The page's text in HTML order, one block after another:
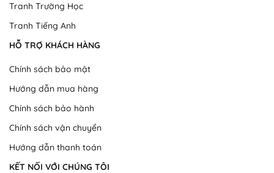
Tranh Trường Học
Tranh Tiếng Anh
HỖ TRỢ KHÁCH HÀNG
Chính sách bảo mật
Hướng dẫn mua hàng
Chính sách bảo hành
Chính sách vận chuyển
Hướng dẫn thanh toán
KẾT NỐI VỚI CHÚNG TÔI